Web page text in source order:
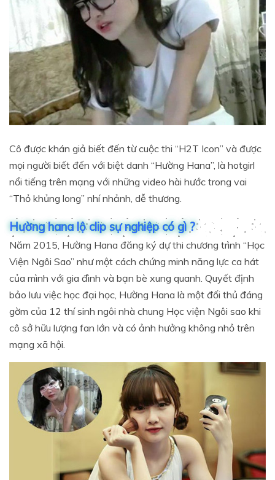
Cô được khán giả biết đến từ cuộc thi “H2T Icon” và được
mọi người biết đến với biệt danh “Hường Hana”, là hotgirl
nổi tiếng trên mạng với những video hài hước trong vai
“Thỏ khủng long” nhí nhảnh, dễ thương.
Hường hana lộ clip sự nghiệp có gì ?
Năm 2015, Hường Hana đăng ký dự thi chương trình “Học
Viện Ngôi Sao” như một cách chứng minh năng lực ca hát
của mình với gia đình và bạn bè xung quanh. Quyết định
bảo lưu việc học đại học, Hường Hana là một đối thủ đáng
gờm của 12 thí sinh ngôi nhà chung Học viện Ngôi sao khi
cô sở hữu lượng fan lớn và có ảnh hưởng không nhỏ trên
mạng xã hội.